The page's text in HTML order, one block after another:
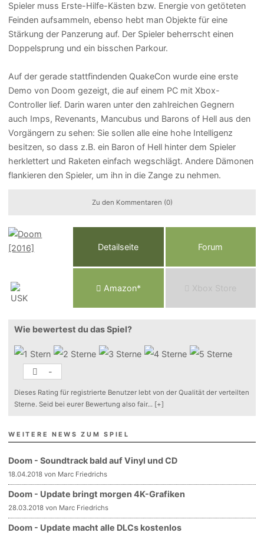
Spieler muss Erste-Hilfe-Kästen bzw. Energie von getöteten
Feinden aufsammeln, ebenso hebt man Objekte für eine
Stärkung der Panzerung auf. Der Spieler beherrscht einen
Doppelsprung und ein bisschen Parkour.
Auf der gerade stattfindenden QuakeCon wurde eine erste
Demo von Doom gezeigt, die auf einem PC mit Xbox-
Controller lief. Darin waren unter den zahlreichen Gegnern
auch Imps, Revenants, Mancubus und Barons of Hell aus den
Vorgängern zu sehen: Sie sollen alle eine hohe Intelligenz
besitzen, so dass z.B. ein Baron of Hell hinter dem Spieler
herklettert und Raketen einfach wegschlägt. Andere Dämonen
flankieren den Spieler, um ihn in die Zange zu nehmen.
Zu den Kommentaren (0)
Detailseite Forum
Amazon* Xbox Store
Wie bewertest du das Spiel?
-
Dieses Rating für registrierte Benutzer lebt von der Qualität der verteilten
Sterne. Seid bei eurer Bewertung also fair... [+]
WEITERE NEWS ZUM SPIEL
Doom - Soundtrack bald auf Vinyl und CD
18.04.2018 von Marc Friedrichs
Doom - Update bringt morgen 4K-Grafiken
28.03.2018 von Marc Friedrichs
Doom - Update macht alle DLCs kostenlos